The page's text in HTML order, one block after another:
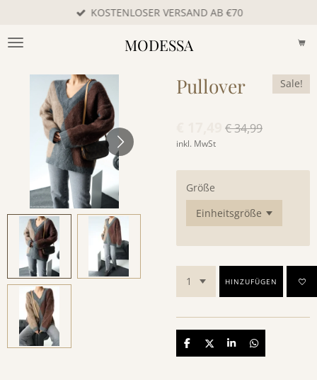
springen
MODESSA
KOSTENLOSER VERSAND AB €70
Pullover Sale!
€ 34,99
inkl. MwSt
Größe
HINZUFÜGEN
TeilenTeilenTeilenTeilen